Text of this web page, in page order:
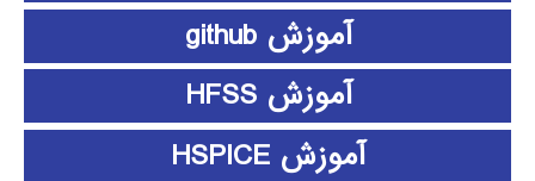
آموزش github
آموزش HFSS
آموزش HSPICE